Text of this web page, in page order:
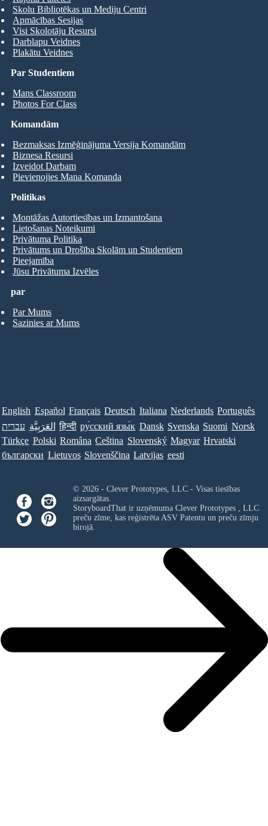
Par Studentiem
Mans Classroom
Photos For Class
Skolu Bibliotēkas un Mediju Centri
Apmācības Sesijas
Visi Skolotāju Resursi
Darblapu Veidnes
Plakātu Veidnes
Komandām
Bezmaksas Izmēģinājuma Versija Komandām
Biznesa Resursi
Izveidot Darbam
Pievienojies Mana Komanda
par
Par Mums
Sazinies ar Mums
Politikas
Montāžas Autortiesības un Izmantošana
Lietošanas Noteikumi
Privātuma Politika
Privātums un Drošība Skolām un Studentiem
Pieejamība
Jūsu Privātuma Izvēles
English Español Français Deutsch Italiana Nederlands Português
עברית العَرَبِيَّة हिन्दी ру́сский язы́к Dansk Svenska Suomi Norsk
Türkçe Polski Româna Ceština Slovenský Magyar Hrvatski
български Lietuvos Slovenščina Latvijas eesti
© 2026 - Clever Prototypes, LLC - Visas tiesības
aizsargātas.
StoryboardThat ir uzņēmuma Clever Prototypes , LLC
preču zīme, kas reģistrēta ASV Patentu un preču zīmju
birojā.